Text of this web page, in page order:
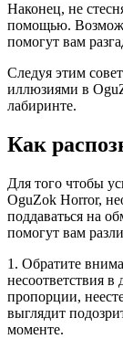
Наконец, не
помощью.
помогут вам
Следуя этим
иллюзиями в
лабиринте.
Как
Для того чтобы
OguZok Horror,
поддаваться на
помогут вам
1. Обратите
несоответствия
пропорции,
выглядит
моменте.